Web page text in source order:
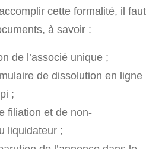
cette formalité, il faut
à savoir :
de l’associé unique ;
de dissolution en ligne
;
filiation et de non-
liquidateur ;